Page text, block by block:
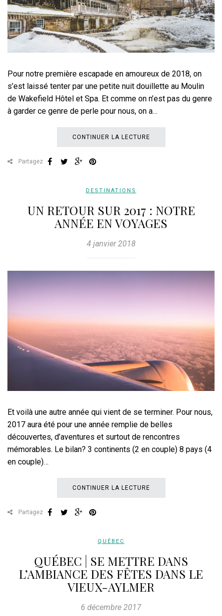
Pour notre première escapade en amoureux de 2018, on
s’est laissé tenter par une petite nuit douillette au Moulin
de Wakefield Hôtel et Spa. Et comme on n’est pas du genre
à garder ce genre de perle pour nous, on a…
CONTINUER LA LECTURE
Partagez
DESTINATIONS
UN RETOUR SUR 2017 : NOTRE
ANNÉE EN VOYAGES
4 janvier 2018
Et voilà une autre année qui vient de se terminer. Pour nous,
2017 aura été pour une année remplie de belles
découvertes, d’aventures et surtout de rencontres
mémorables. Le bilan? 3 continents (2 en couple) 8 pays (4
en couple)…
CONTINUER LA LECTURE
Partagez
QUÉBEC
QUÉBEC | SE METTRE DANS
L’AMBIANCE DES FÊTES DANS LE
VIEUX-AYLMER
6 décembre 2017